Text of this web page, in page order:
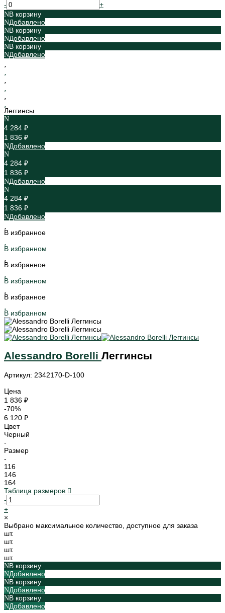
-
+
В корзину
Добавлено
В корзину
Добавлено
В корзину
Добавлено
Леггинсы
4 284 ₽
1 836 ₽
Добавлено
4 284 ₽
1 836 ₽
Добавлено
4 284 ₽
1 836 ₽
Добавлено
В избранное
В избранном
В избранное
В избранном
В избранное
В избранном
Alessandro Borelli Леггинсы
Артикул: 2342170-D-100
Цена
1 836 ₽
-70%
6 120 ₽
Цвет
Черный
-
Размер
-
116
146
164
Таблица размеров
-
+
×
Выбрано максимальное количество, доступное для заказа
шт.
шт.
шт.
шт.
В корзину
Добавлено
В корзину
Добавлено
В корзину
Добавлено